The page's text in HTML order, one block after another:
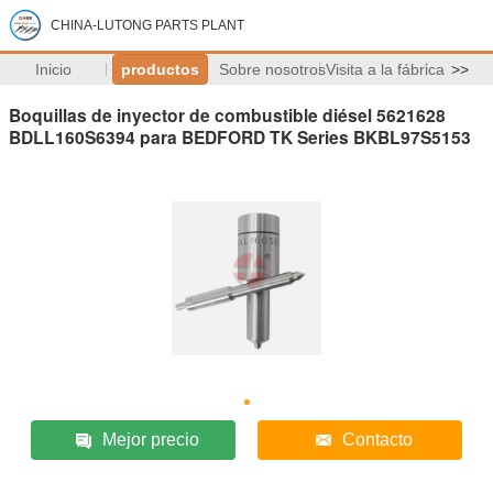
CHINA-LUTONG PARTS PLANT
Inicio productos Sobre nosotrosVisita a la fábrica >>
Boquillas de inyector de combustible diésel 5621628
BDLL160S6394 para BEDFORD TK Series BKBL97S5153
Mejor precio Contacto